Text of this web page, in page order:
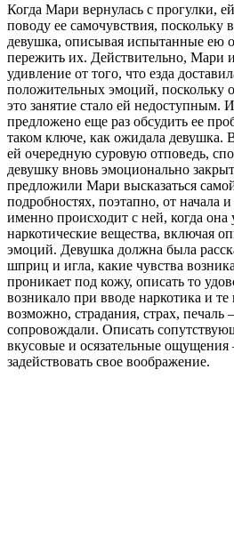
Когда Мари вернулась с прогулки,
поводу ее самочувствия,
девушка, описывая испытанные ею
пережить их. Действительно, Мари
удивление от того, что езда
положительных эмоций, поскольку
это занятие стало ей недоступным.
предложено еще раз обсудить ее
таком ключе, как ожидала девушка.
ей очередную суровую отповедь,
девушку вновь эмоционально
предложили Мари высказаться
подробностях, поэтапно, от начала и
именно происходит с ней, когда она
наркотические вещества, включая
эмоций. Девушка должна была
шприц и игла, какие чувства
проникает под кожу, описать то
возникало при вводе наркотика и
возможно, страдания, страх, печаль
сопровождали. Описать
вкусовые и осязательные
задействовать свое воображение.